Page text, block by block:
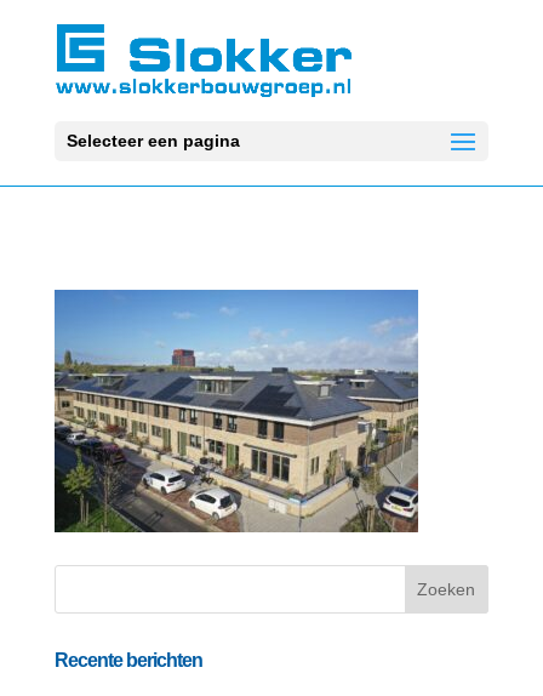
Selecteer een pagina
Recente berichten